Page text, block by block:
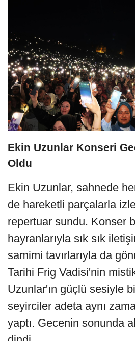
Ekin Uzunlar Konseri
Oldu
Ekin Uzunlar, sahnede
de hareketli parçalarla
repertuar sundu. Konser
hayranlarıyla sık sık
samimi tavırlarıyla da
Tarihi Frig Vadisi'nin
Uzunlar'ın güçlü sesiyle
seyirciler adeta aynı
yaptı. Gecenin sonunda